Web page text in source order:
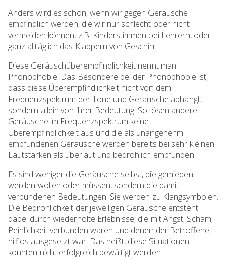
Anders wird es schon, wenn wir gegen Geräusche
empfindlich werden, die wir nur schlecht oder nicht
vermeiden können, z.B. Kinderstimmen bei Lehrern, oder
ganz alltäglich das Klappern von Geschirr.
Diese Geräuschüberempfindlichkeit nennt man
Phonophobie. Das Besondere bei der Phonophobie ist,
dass diese Überempfindlichkeit nicht von dem
Frequenzspektrum der Töne und Geräusche abhängt,
sondern allein von ihrer Bedeutung. So lösen andere
Geräusche im Frequenzspektrum keine
Überempfindlichkeit aus und die als unangenehm
empfundenen Geräusche werden bereits bei sehr kleinen
Lautstärken als überlaut und bedrohlich empfunden.
Es sind weniger die Geräusche selbst, die gemieden
werden wollen oder müssen, sondern die damit
verbundenen Bedeutungen. Sie werden zu Klangsymbolen.
Die Bedrohlichkeit der jeweiligen Geräusche entsteht
dabei durch wiederholte Erlebnisse, die mit Angst, Scham,
Peinlichkeit verbunden waren und denen der Betroffene
hilflos ausgesetzt war. Das heißt, diese Situationen
konnten nicht erfolgreich bewältigt werden.